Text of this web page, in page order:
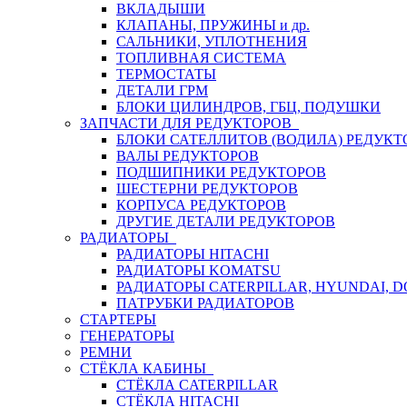
ВКЛАДЫШИ
КЛАПАНЫ, ПРУЖИНЫ и др.
САЛЬНИКИ, УПЛОТНЕНИЯ
ТОПЛИВНАЯ СИСТЕМА
ТЕРМОСТАТЫ
ДЕТАЛИ ГРМ
БЛОКИ ЦИЛИНДРОВ, ГБЦ, ПОДУШКИ
ЗАПЧАСТИ ДЛЯ РЕДУКТОРОВ
БЛОКИ САТЕЛЛИТОВ (ВОДИЛА)
ВАЛЫ РЕДУКТОРОВ
ПОДШИПНИКИ РЕДУКТОРОВ
ШЕСТЕРНИ РЕДУКТОРОВ
КОРПУСА РЕДУКТОРОВ
ДРУГИЕ ДЕТАЛИ РЕДУКТОРОВ
РАДИАТОРЫ
РАДИАТОРЫ HITACHI
РАДИАТОРЫ KOMATSU
РАДИАТОРЫ CATERPILLAR, HYUNDAI,
ПАТРУБКИ РАДИАТОРОВ
СТАРТЕРЫ
ГЕНЕРАТОРЫ
РЕМНИ
СТЁКЛА КАБИНЫ
СТЁКЛА CATERPILLAR
СТЁКЛА HITACHI